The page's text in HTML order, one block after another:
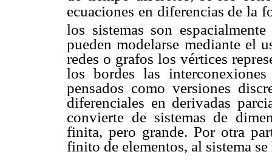
ecuaciones en diferencias de la
los sistemas son
pueden modelarse mediante el
redes o grafos los vértices
los bordes las
pensados como versiones
diferenciales en derivadas
convierte de sistemas de
finita, pero grande. Por otra
finito de elementos, al sistema